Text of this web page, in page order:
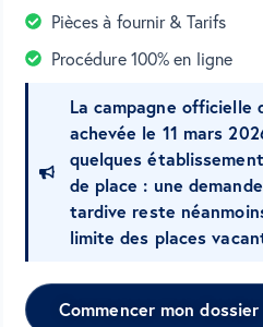
Pièces à fournir & Tarifs
Procédure 100% en ligne
La campagne officielle
achevée le 11 mars
quelques
de place : une
tardive reste
limite des places
Commencer mon dossier